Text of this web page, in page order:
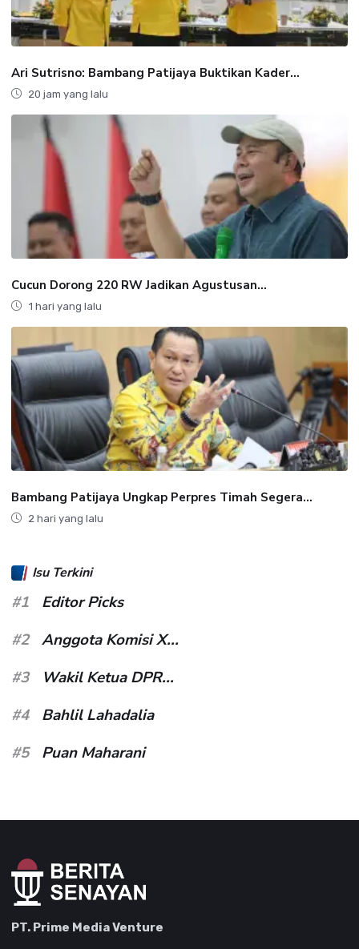
Ari Sutrisno: Bambang Patijaya Buktikan Kader...
20 jam yang lalu
Cucun Dorong 220 RW Jadikan Agustusan...
1 hari yang lalu
Bambang Patijaya Ungkap Perpres Timah Segera...
2 hari yang lalu
Isu Terkini
#1
Editor Picks
#2
Anggota Komisi X...
#3
Wakil Ketua DPR...
#4
Bahlil Lahadalia
#5
Puan Maharani
PT. Prime Media Venture